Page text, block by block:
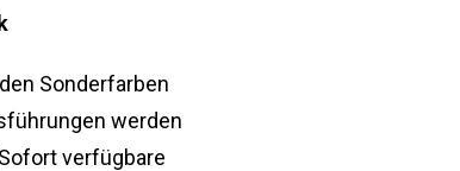
Sonderfarben
werden
verfügbare